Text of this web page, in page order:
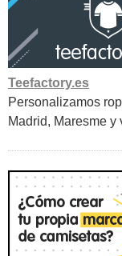
Teefactory.es
Personalizamos
Madrid, Maresme y